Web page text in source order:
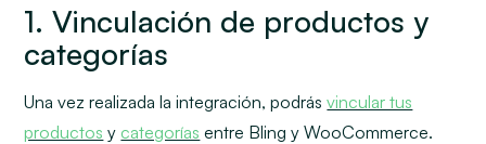
1. Vinculación de productos y
categorías
Una vez realizada la integración, podrásvincular tus
productos y categorías entre Bling y WooCommerce.